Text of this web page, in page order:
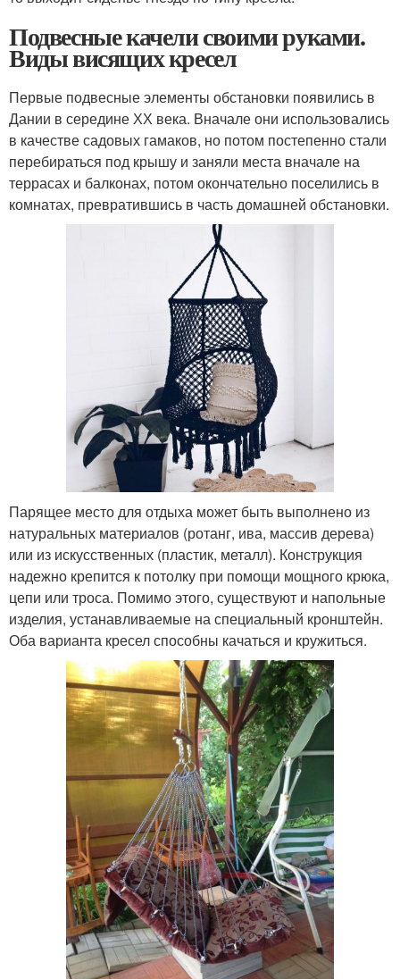
Подвесные качели своими руками.
Виды висящих кресел
Первые подвесные элементы обстановки появились в
Дании в середине ХХ века. Вначале они использовались
в качестве садовых гамаков, но потом постепенно стали
перебираться под крышу и заняли места вначале на
террасах и балконах, потом окончательно поселились в
комнатах, превратившись в часть домашней обстановки.
Парящее место для отдыха может быть выполнено из
натуральных материалов (ротанг, ива, массив дерева)
или из искусственных (пластик, металл). Конструкция
надежно крепится к потолку при помощи мощного крюка,
цепи или троса. Помимо этого, существуют и напольные
изделия, устанавливаемые на специальный кронштейн.
Оба варианта кресел способны качаться и кружиться.